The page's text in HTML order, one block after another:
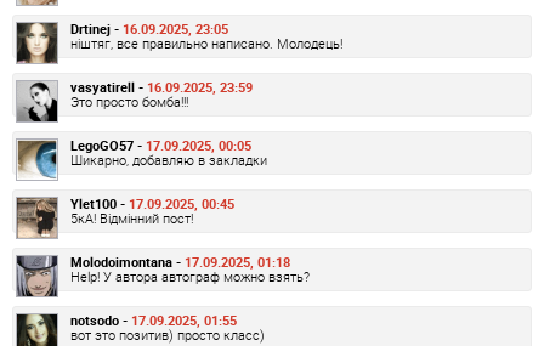
Drtinej - 16.09.2025, 23:05
ніштяг, все правильно написано. Молодець!
vasyatirell - 16.09.2025, 23:59
Это просто бомба!!!
LegoGO57 - 17.09.2025, 00:05
Шикарно, добавляю в закладки
Ylet100 - 17.09.2025, 00:45
5кА! Відмінний пост!
Molodoimontana - 17.09.2025, 01:18
Help! У автора автограф можно взять?
notsodo - 17.09.2025, 01:55
вот это позитив) просто класс)